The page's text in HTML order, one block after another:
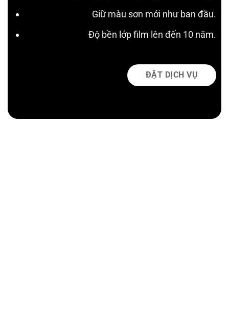
Giữ màu sơn mới như ban đầu.
Độ bền lớp film lên đến 10 năm.
ĐẶT DỊCH VỤ